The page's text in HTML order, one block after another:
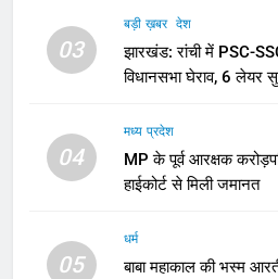
03
बड़ी ख़बर देश
झारखंड: रांची में PSC-
विधानसभा घेराव, 6 लेयर
04
मध्य प्रदेश
MP के पूर्व आरक्षक
हाईकोर्ट से मिली जमानत
05
धर्म
बाबा महाकाल की भस्म